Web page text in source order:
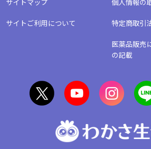
サイトマップ 個人情報の
サイトご利用について 特定商取引
医薬品販売
の記載